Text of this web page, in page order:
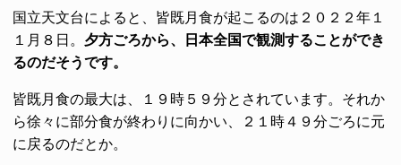
国立天文台によると、皆既月食が起こるのは２０２２年１
１月８日。 夕方ごろから、日本全国で観測することができ
るのだそうです。
皆既月食の最大は、１９時５９分とされています。それか
ら徐々に部分食が終わりに向かい、２１時４９分ごろに元
に戻るのだとか。